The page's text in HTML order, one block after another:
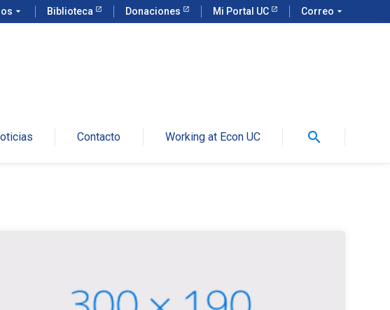
arrow_drop_down Biblioteca Donaciones Mi Portal UC Correo arrow_drop_down
Contacto Working at Econ UC search